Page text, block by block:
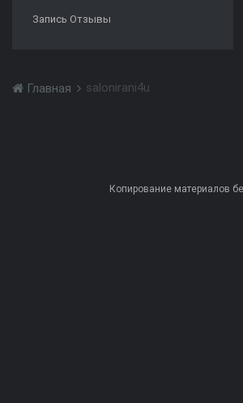
Запись Отзывы
Главная salonirani4u
Копирование материалов